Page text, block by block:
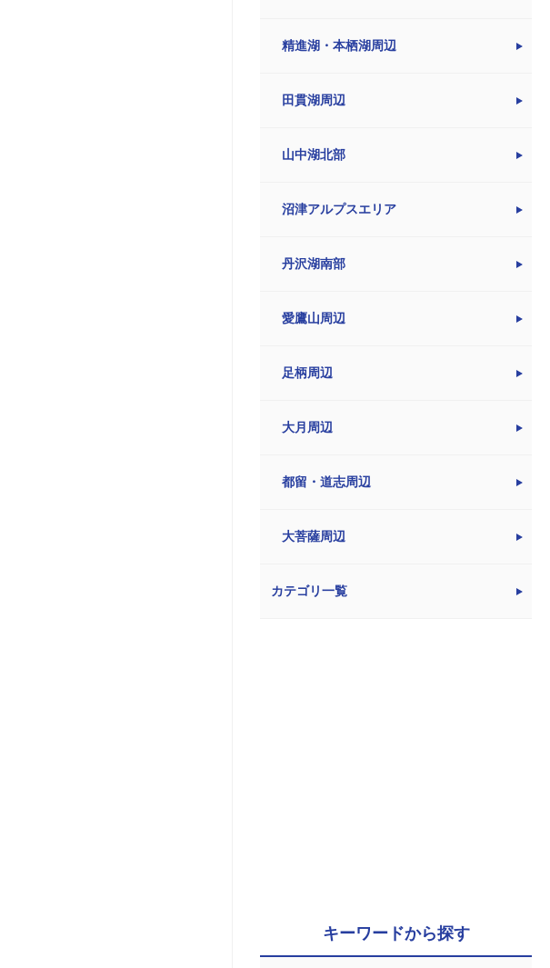
精進湖・本栖湖周辺
田貫湖周辺
山中湖北部
沼津アルプスエリア
丹沢湖南部
愛鷹山周辺
足柄周辺
大月周辺
都留・道志周辺
大菩薩周辺
カテゴリ一覧
キーワードから探す